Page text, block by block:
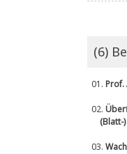
(6)
01. Prof.
02.
(Blatt-)
03.